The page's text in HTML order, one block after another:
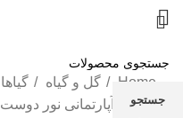
Home گل و گیاه
گیاهان آپارتمانی نور دوست
جستجو